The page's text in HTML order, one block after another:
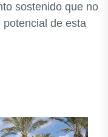
sostenido que no
de esta